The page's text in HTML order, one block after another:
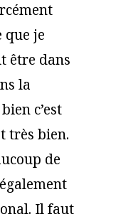
que je
être dans
la
c’est
très bien.
de
Il faut